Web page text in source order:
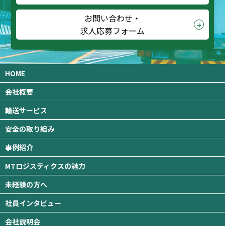
お問い合わせ・
求人応募フォーム
arrow_forward
HOME
会社概要
輸送サービス
安全の取り組み
事例紹介
MTロジスティクスの魅力
未経験の方へ
社員インタビュー
会社説明会